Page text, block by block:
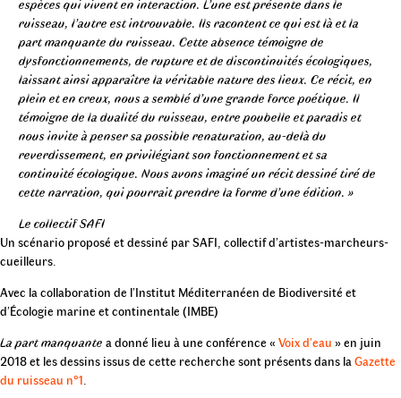
espèces qui vivent en interaction. L’une est présente dans le
ruisseau, l’autre est introuvable. Ils racontent ce qui est là et la
part manquante du ruisseau. Cette absence témoigne de
dysfonctionnements, de rupture et de discontinuités écologiques,
laissant ainsi apparaître la véritable nature des lieux. Ce récit, en
plein et en creux, nous a semblé d’une grande force poétique. Il
témoigne de la dualité du ruisseau, entre poubelle et paradis et
nous invite à penser sa possible renaturation, au-delà du
reverdissement, en privilégiant son fonctionnement et sa
continuité écologique. Nous avons imaginé un récit dessiné tiré de
cette narration, qui pourrait prendre la forme d’une édition. »
Le collectif SAFI
Un scénario proposé et dessiné par SAFI, collectif d’artistes-marcheurs-
cueilleurs.
Avec la collaboration de l’Institut Méditerranéen de Biodiversité et
d’Écologie marine et continentale (IMBE)
La part manquante a donné lieu à une conférence « Voix d’eau » en juin
2018 et les dessins issus de cette recherche sont présents dans la Gazette
du ruisseau n°1